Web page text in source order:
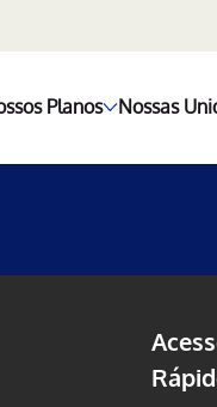
Planos Nossas